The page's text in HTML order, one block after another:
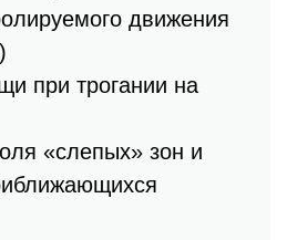
движения
при трогании на
«слепых» зон и